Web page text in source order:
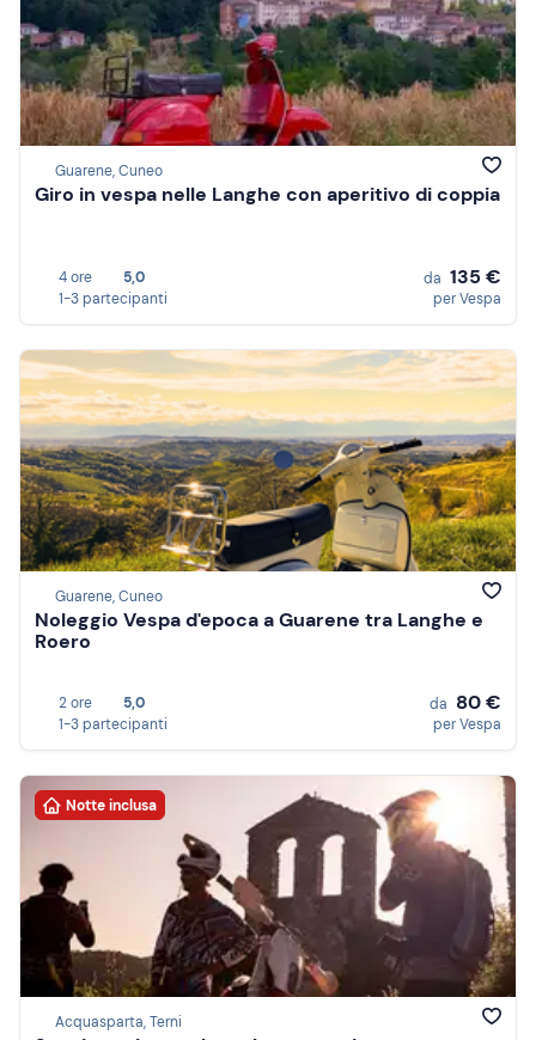
Guarene, Cuneo
Giro in vespa nelle Langhe con aperitivo di coppia
4 ore
5,0
1-3 partecipanti
da 135 €
per Vespa
Guarene, Cuneo
Noleggio Vespa d'epoca a Guarene tra Langhe e
Roero
2 ore
5,0
1-3 partecipanti
da 80 €
per Vespa
Notte inclusa
Acquasparta, Terni